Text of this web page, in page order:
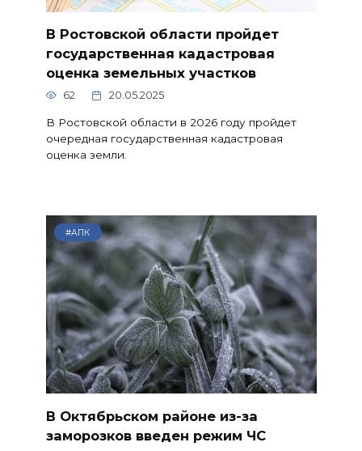
В Ростовской области пройдет
государственная кадастровая
оценка земельных участков
62 20.05.2025
В Ростовской области в 2026 году пройдет
очередная государственная кадастровая
оценка земли.
#АПК
В Октябрьском районе из-за
заморозков введен режим ЧС